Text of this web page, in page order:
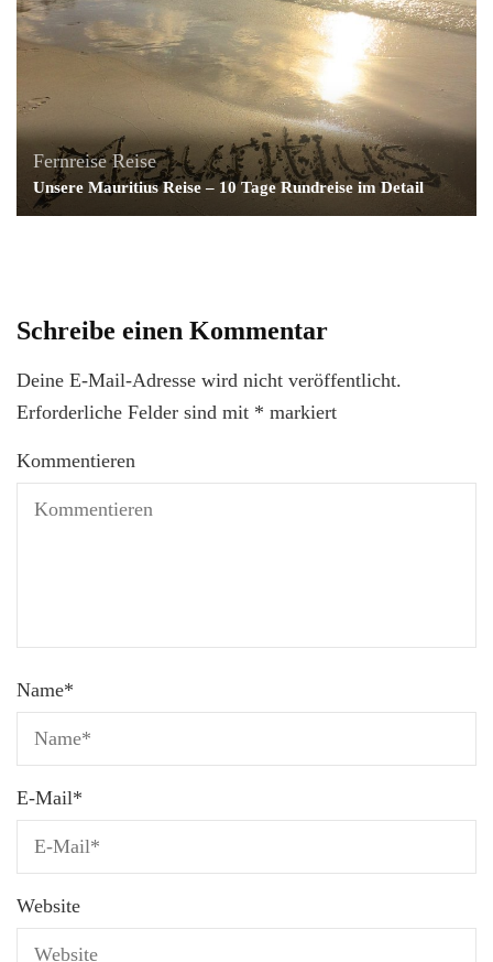
Fernreise Reise
Unsere Mauritius Reise – 10 Tage Rundreise im Detail
Schreibe einen Kommentar
Deine E-Mail-Adresse wird nicht veröffentlicht.
Erforderliche Felder sind mit * markiert
Kommentieren
Name*
E-Mail*
Website